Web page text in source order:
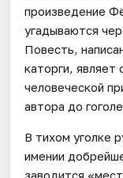
произведение
угадываются
Повесть,
каторги, являет
человеческой
автора до
В тихом уголке
имении
заводится